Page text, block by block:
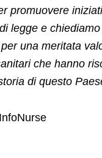
promuovere
legge e
una meritata
che hanno
di questo